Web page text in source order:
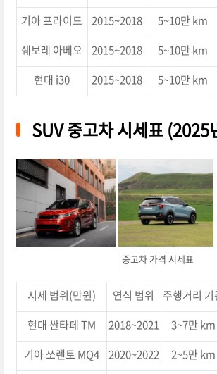
기아 프라이드
2015~2018 5~10만 km
쉐보레 아베오
2015~2018 5~10만 km
현대 i30
2015~2018 5~10만 km
SUV 중고차 시세표 (2025
중고차 가격 시세표
시세 범위(만원) 연식 범위 주행거리 기
현대 싼타페 TM
2018~2021 3~7만 km
기아 쏘렌토 MQ4
2020~2022 2~5만 km